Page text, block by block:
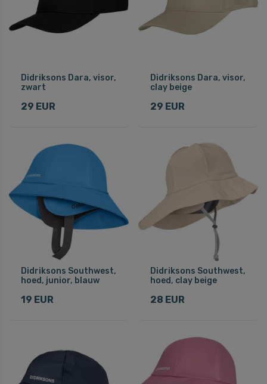
Didriksons Dara, visor,
zwart
29 EUR
Didriksons Dara, visor,
clay beige
29 EUR
Didriksons Southwest,
hoed, junior, blauw
19 EUR
Didriksons Southwest,
hoed, clay beige
28 EUR